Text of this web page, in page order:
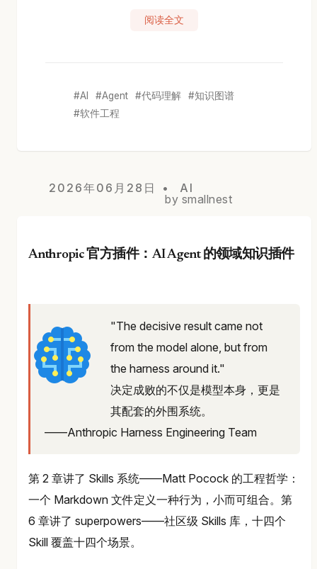
阅读全文
AI Agent 代码理解
知识图谱
软件工程
2026年06月28日
AI
by smallnest
Anthropic 官方插件：AI Agent 的领域知识插件
"The decisive result came not
from the model alone, but from
the harness around it."
决定成败的不仅是模型本身，更是
其配套的外围系统。
——Anthropic Harness Engineering Team
第 2 章讲了 Skills 系统——Matt Pocock 的工程哲学：
一个 Markdown 文件定义一种行为，小而可组合。第
6 章讲了 superpowers——社区级 Skills 库，十四个
Skill 覆盖十四个场景。